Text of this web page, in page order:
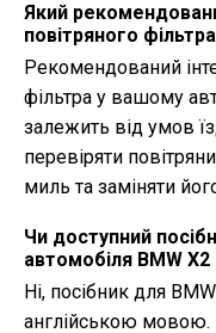
Який
повітряного
Рекомендований
фільтра у вашому
залежить від умов
перевіряти
миль та заміняти
Чи доступний
автомобіля BMW
Ні, посібник для
англійською мовою.